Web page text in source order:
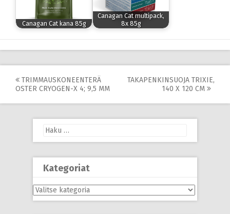
Canagan Cat kana 85g
Canagan Cat multipack,
8x 85g
Post
navigation
TRIMMAUSKONEENTERÄ
OSTER CRYOGEN-X 4; 9,5 MM
TAKAPENKINSUOJA TRIXIE,
140 X 120 CM
Haku:
Kategoriat
Kategoriat